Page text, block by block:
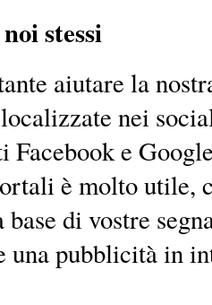
stessi
aiutare la
nei
Facebook e
è molto utile,
di vostre
una pubblicità in